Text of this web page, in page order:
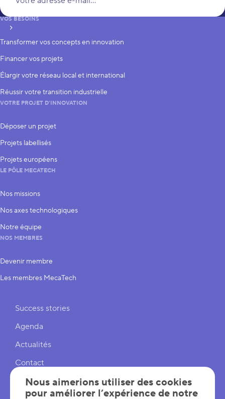
S’inscrire
VOS BESOINS
Transformer vos concepts en innovation
Financer vos projets
Élargir votre réseau local et international
Réussir votre transition industrielle
VOTRE PROJET D’INNOVATION
Déposer un projet
Projets labellisés
Projets européens
LE PÔLE MECATECH
Nos missions
Nos axes technologiques
Notre équipe
NOS MEMBRES
Devenir membre
Les membres MecaTech
Liens rapides
Success stories
Agenda
Actualités
Contact
Cookies
Nous aimerions utiliser des cookies
pour améliorer l’expérience de notre